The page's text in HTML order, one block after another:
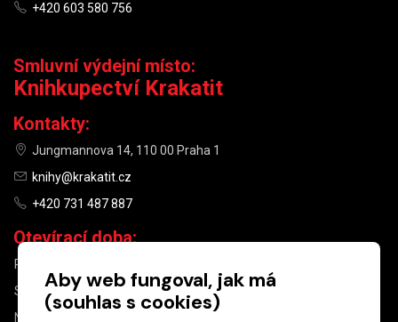
+420 603 580 756
Smluvní výdejní místo:
Knihkupectví Krakatit
Kontakty:
Jungmannova 14, 110 00 Praha 1
knihy@krakatit.cz
+420 731 487 887
Otevírací doba:
PO–PÁ
SO
10:00–13:00
NE
Aby web fungoval, jak má
(souhlas s cookies)